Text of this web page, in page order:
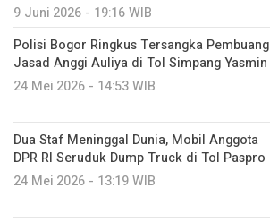
9 Juni 2026 - 19:16 WIB
Polisi Bogor Ringkus Tersangka Pembuang
Jasad Anggi Auliya di Tol Simpang Yasmin
24 Mei 2026 - 14:53 WIB
Dua Staf Meninggal Dunia, Mobil Anggota
DPR RI Seruduk Dump Truck di Tol Paspro
24 Mei 2026 - 13:19 WIB